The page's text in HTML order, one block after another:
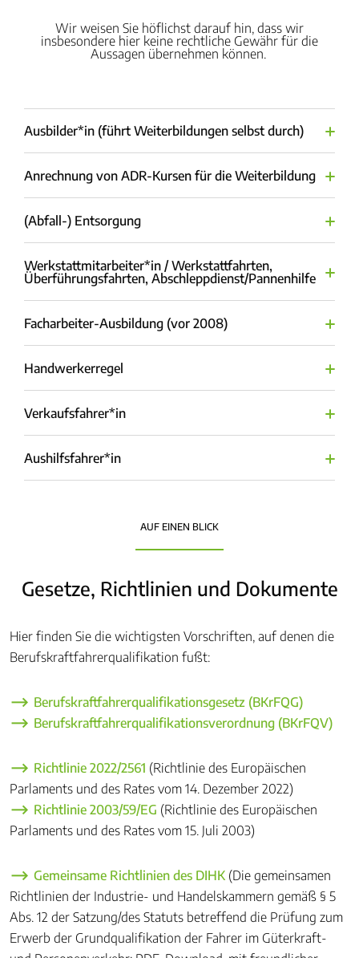
Wir weisen Sie höflichst darauf hin, dass wir
insbesondere hier keine rechtliche Gewähr für die
Aussagen übernehmen können.
Ausbilder*in (führt Weiterbildungen selbst durch)
Anrechnung von ADR-Kursen für die Weiterbildung
(Abfall-) Entsorgung
Werkstattmitarbeiter*in / Werkstattfahrten,
Überführungsfahrten, Abschleppdienst/Pannenhilfe
Facharbeiter-Ausbildung (vor 2008)
Handwerkerregel
Verkaufsfahrer*in
Aushilfsfahrer*in
AUF EINEN BLICK
Gesetze, Richtlinien und Dokumente
Hier finden Sie die wichtigsten Vorschriften, auf denen die
Berufskraftfahrerqualifikation fußt:
Berufskraftfahrerqualifikationsgesetz (BKrFQG)
Berufskraftfahrerqualifikationsverordnung (BKrFQV)
Richtlinie 2022/2561 (Richtlinie des Europäischen
Parlaments und des Rates vom 14. Dezember 2022)
Richtlinie 2003/59/EG (Richtlinie des Europäischen
Parlaments und des Rates vom 15. Juli 2003)
Gemeinsame Richtlinien des DIHK (Die gemeinsamen
Richtlinien der Industrie- und Handelskammern gemäß § 5
Abs. 12 der Satzung/des Statuts betreffend die Prüfung zum
Erwerb der Grundqualifikation der Fahrer im Güterkraft-